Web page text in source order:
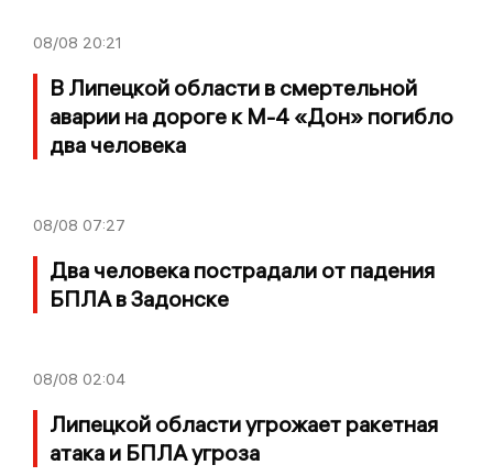
08/08 20:21
В Липецкой области в смертельной
аварии на дороге к М-4 «Дон» погибло
два человека
08/08 07:27
Два человека пострадали от падения
БПЛА в Задонске
08/08 02:04
Липецкой области угрожает ракетная
атака и БПЛА угроза